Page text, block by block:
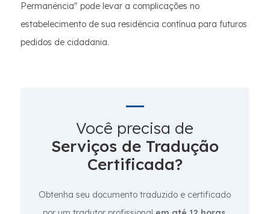
Permanência" pode levar a complicações no
estabelecimento de sua residência contínua para futuros
pedidos de cidadania.
Você precisa de
Serviços de Tradução
Certificada?
Obtenha seu documento traduzido e certificado